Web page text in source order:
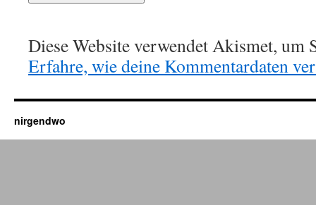
Diese Website verwendet Akismet, um
Erfahre, wie deine Kommentardaten
nirgendwo